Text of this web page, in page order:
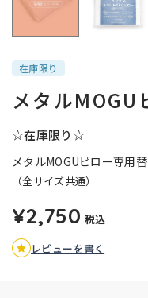
在庫限り
メタルMOGU
☆在庫限り☆
メタルMOGUピロー専用
（全サイズ共通）
¥2,750 税込
レビューを書く